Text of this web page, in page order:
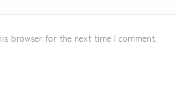
browser for the next time I comment.